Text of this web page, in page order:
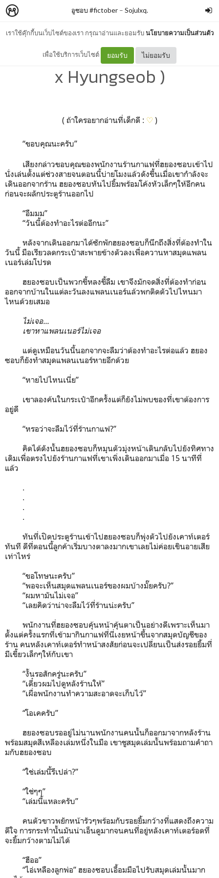
เราใช้คุ๊กกี้บนเว็บไซต์ของเรา กรุณาอ่านและยอมรับนโยบายความเป็นส่วนตัว
เพื่อใช้บริการเว็บไซต์ ยอมรับ ไม่ยอมรับ
อูซอบ #fictober– Sojulxq.
Day XIX - Planner ( Woojin
x Hyungseob )
( ถ้าใครอยากอ่านที่เด็กดี : ♡ )
“ขอบคุณนะครับ”
เสียงกล่าวขอบคุณของพนักงานร้านกาแฟที่ฮยองซอบเข้าไป
นั่งเล่นตั้งแต่ช่วงสายจนตอนนี้บ่ายโมงแล้วดังขึ้นเมื่อเขากำลังจะ
เดินออกจากร้าน ฮยองซอบหันไปยิ้มพร้อมโค้งหัวเล็กๆให้อีกคน
ก่อนจะผลักประตูร้านออกไป
“อืมมม”
“วันนี้ต้องทำอะไรต่ออีกนะ”
หลังจากเดินออกมาได้ซักพักฮยองซอบก็นึกถึงสิ่งที่ต้องทำใน
วันนี้ มือเรียวลดกระเป๋าสะพายข้างตัวลงเพื่อควานหาสมุดแพลน
เนอร์เล่มโปรด
ฮยองซอบเป็นพวกขี้หลงขี้ลืม เขาจึงมักจดสิ่งที่ต้องทำก่อน
ออกจากบ้านในแต่ละวันลงแพลนเนอร์แล้วพกติดตัวไปไหนมา
ไหนด้วยเสมอ
ไม่เจอ...
เขาหาแพลนเนอร์ไม่เจอ
แต่ดูเหมือนวันนี้นอกจากจะลืมว่าต้องทำอะไรต่อแล้ว ฮยอง
ซอบก็ยังทำสมุดแพลนเนอร์หายอีกด้วย
“หายไปไหนเนี่ย”
เขาลองค้นในกระเป๋าอีกครั้งแต่ก็ยังไม่พบของที่เขาต้องการ
อยู่ดี
“หรอว่าจะลืมไว้ที่ร้านกาแฟ?”
คิดได้ดังนั้นฮยองซอบก็หมุนตัวมุ่งหน้าเดินกลับไปยังทิศทาง
เดิมเพื่อตรงไปยังร้านกาแฟที่เขาเพิ่งเดินออกมาเมื่อ 15 นาทีที่
แล้ว
.
.
.
.
ทันที่เปิดประตูร้านเข้าไปฮยองซอบก็พุ่งตัวไปยังเคาท์เตอร์
ทันที ดีที่ตอนนี้ลูกค้าเริ่มบางตาลงมากเขาเลยไม่ค่อยเขินอายเสีย
เท่าไหร่
“ขอโทษนะครับ”
“พอจะเห็นสมุดแพลนเนอร์ของผมบ้างมั๊ยครับ?”
“ผมหามันไม่เจอ”
“เลยคิดว่าน่าจะลืมไว้ที่ร้านน่ะครับ”
พนักงานที่ฮยองซอบคุ้นหน้าคุ้นตาเป็นอย่างดีเพราะเห็นมา
ตั้งแต่ครั้งแรกที่เข้ามากินกาแฟที่นี่เงยหน้าขึ้นจากสมุดบัญชีของ
ร้าน คนหลังเคาท์เตอร์ทำหน้าสงสัยก่อนจะเปลี่ยนเป็นส่งรอยยิ้มที่
มีเขี้ยวเล็กๆให้กับเขา
“งั้นรอสักครู่นะครับ”
“เดี๋ยวผมไปดูหลังร้านให้”
“เผื่อพนักงานทำความสะอาดจะเก็บไว้”
“โอเคครับ”
ฮยองซอบรออยู่ไม่นานพนักงานคนนั้นก็ออกมาจากหลังร้าน
พร้อมสมุดสีเหลืองเล่มหนึ่งในมือ เขาชูสมุดเล่มนั้นพร้อมถามคำถา
มกับฮยองซอบ
“ใช่เล่มนี้รึเปล่า?”
“ใช่ๆๆ”
“เล่มนี้แหละครับ”
คนตัวขาวพยักหน้ารัวๆพร้อมกับรอยยิ้มกว้างที่แสดงถึงความ
ดีใจ การกระทำนั้นมันน่าเอ็นดูมากจนคนที่อยู่หลังเคาท์เตอร์อดที่
จะยิ้มกว้างตามไม่ได้
“ฮืออ”
“ไอ่เหลืองลูกพ่อ” ฮยองซอบเอื้อมมือไปรับสมุดเล่มนั้นมาก